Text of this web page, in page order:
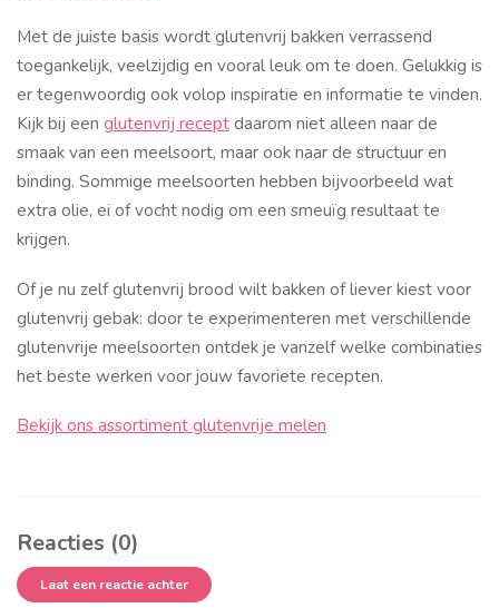
Met de juiste basis wordt glutenvrij bakken verrassend
toegankelijk, veelzijdig en vooral leuk om te doen. Gelukkig is
er tegenwoordig ook volop inspiratie en informatie te vinden.
Kijk bij een glutenvrij receptdaarom niet alleen naar de
smaak van een meelsoort, maar ook naar de structuur en
binding. Sommige meelsoorten hebben bijvoorbeeld wat
extra olie, ei of vocht nodig om een smeuïg resultaat te
krijgen.
Of je nu zelf glutenvrij brood wilt bakken of liever kiest voor
glutenvrij gebak: door te experimenteren met verschillende
glutenvrije meelsoorten ontdek je vanzelf welke combinaties
het beste werken voor jouw favoriete recepten.
Bekijk ons assortiment glutenvrije melen
Reacties (0)
Laat een reactie achter